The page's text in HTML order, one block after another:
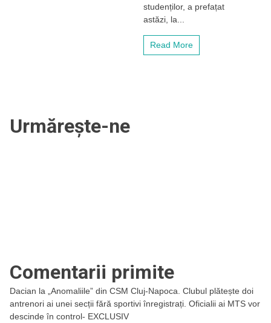
studenților, a prefațat
astăzi, la...
Read More
Urmărește-ne
Comentarii primite
Dacian la
„Anomaliile” din CSM Cluj-Napoca. Clubul plătește doi
antrenori ai unei secții fără sportivi înregistrați. Oficialii ai MTS vor
descinde în control- EXCLUSIV